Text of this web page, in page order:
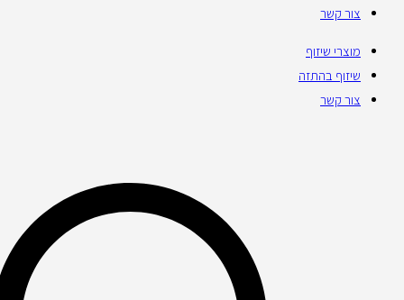
צור קשר
מוצרי שיזוף
שיזוף בהתזה
צור קשר